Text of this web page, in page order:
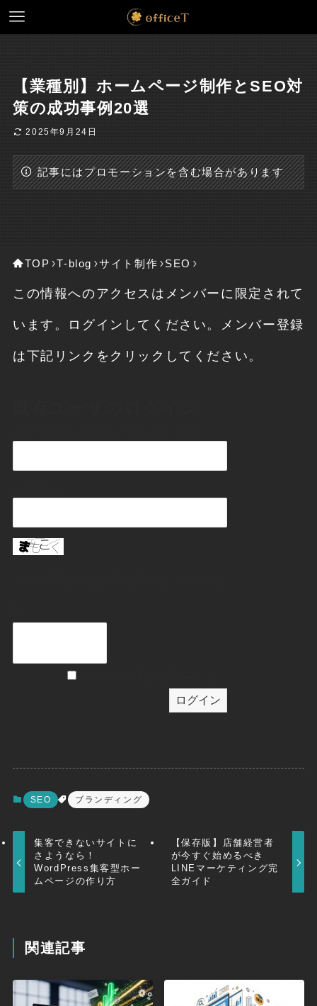
【業種別】ホームページ制作とSEO対
策の成功事例20選
2025年9月24日
記事にはプロモーションを含む場合があります
TOP T-blog サイト制作 SEO
この情報へのアクセスはメンバーに限定されて
います。ログインしてください。メンバー登録
は下記リンクをクリックしてください。
SEO ブランディング
集客できないサイトに
さようなら！
WordPress集客型ホー
ムページの作り方
【保存版】店舗経営者
が今すぐ始めるべき
LINEマーケティング完
全ガイド
関連記事